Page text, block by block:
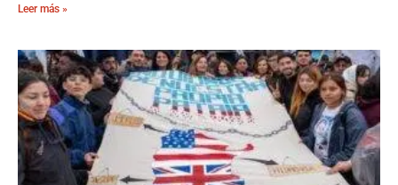
Leer más »